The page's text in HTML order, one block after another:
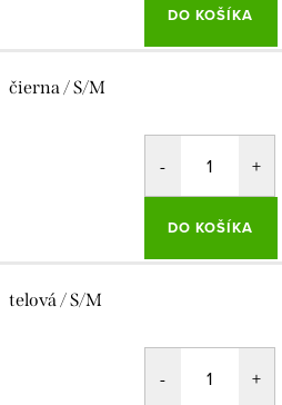
DO KOŠÍKA
čierna / S/M
DO KOŠÍKA
telová / S/M